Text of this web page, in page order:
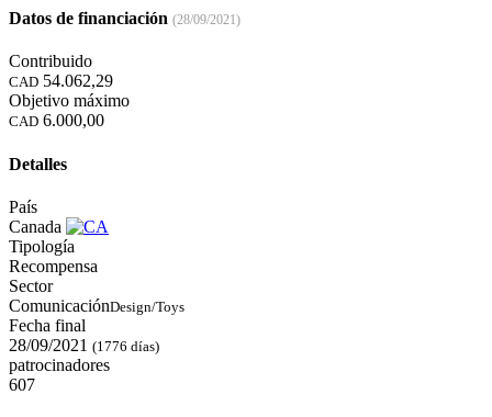
Datos de financiación (28/09/2021)
Contribuido
CAD 54.062,29
Objetivo máximo
CAD 6.000,00
Detalles
País
Canada
Tipología
Recompensa
Sector
ComunicaciónDesign/Toys
Fecha final
28/09/2021 (1776 días)
patrocinadores
607